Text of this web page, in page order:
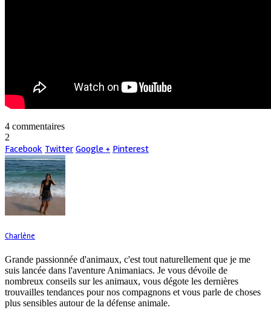
4 commentaires
2
Facebook Twitter Google + Pinterest
Charlène
Grande passionnée d'animaux, c'est tout naturellement que je me
suis lancée dans l'aventure Animaniacs. Je vous dévoile de
nombreux conseils sur les animaux, vous dégote les dernières
trouvailles tendances pour nos compagnons et vous parle de choses
plus sensibles autour de la défense animale.